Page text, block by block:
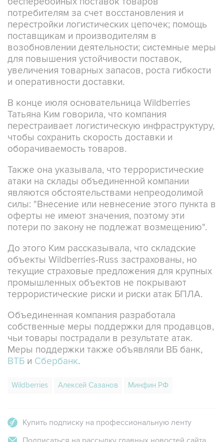
потребителям за счет восстановления и
перестройки логистических цепочек; помощь
поставщикам и производителям в
возобновлении деятельности; системные меры
для повышения устойчивости поставок,
увеличения товарных запасов, роста гибкости
и оперативности доставки.
В конце июля основательница Wildberries
Татьяна Ким говорила, что компания
перестраивает логистическую инфраструктуру,
чтобы сохранить скорость доставки и
оборачиваемость товаров.
Также она указывала, что террористические
атаки на склады объединенной компании
являются обстоятельствами непреодолимой
силы: "Внесение или невнесение этого пункта в
оферты не имеют значения, поэтому эти
потери по закону не подлежат возмещению".
До этого Ким рассказывала, что складские
объекты Wildberries-Russ застрахованы, но
текущие страховые предложения для крупных
промышленных объектов не покрывают
террористические риски и риски атак БПЛА.
Объединенная компания разработала
собственные меры поддержки для продавцов,
чьи товары пострадали в результате атак.
Меры поддержки также объявляли ВБ банк,
ВТБ и Сбербанк.
Wildberries Алексей Сазанов Минфин РФ
Купить подписку на профессиональную ленту